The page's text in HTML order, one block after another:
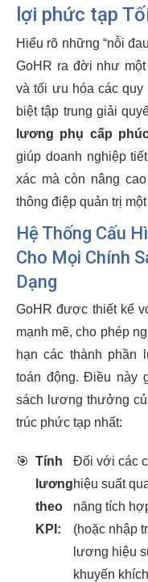
lợi phức tạp
Hiểu rõ những “nỗi
GoHR ra đời như
và tối ưu hóa các quy
biệt tập trung giải
lương phụ cấp
giúp doanh nghiệp
xác mà còn nâng
thông điệp quản trị
Hệ Thống Cấu
Cho Mọi Chính
Dạng
GoHR được thiết kế
mạnh mẽ, cho phép
hạn các thành phần
toán động. Điều này
sách lương thưởng
trúc phức tạp nhất:
🎯 Tính
lương
theo
KPI:
Đối với các
hiệu suất
năng tích
(hoặc nhập
lương hiệu
khuyến